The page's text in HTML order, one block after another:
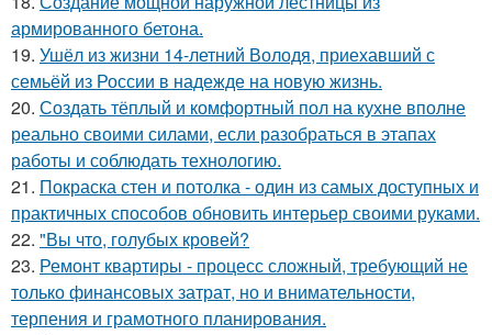
армированного бетона.
19. Ушёл из жизни 14-летний Володя, приехавший с
семьёй из России в надежде на новую жизнь.
20. Создать тёплый и комфортный пол на кухне вполне
реально своими силами, если разобраться в этапах
работы и соблюдать технологию.
21. Покраска стен и потолка - один из самых доступных и
практичных способов обновить интерьер своими руками.
22. "Вы что, голубых кровей?
23. Ремонт квартиры - процесс сложный, требующий не
только финансовых затрат, но и внимательности,
терпения и грамотного планирования.